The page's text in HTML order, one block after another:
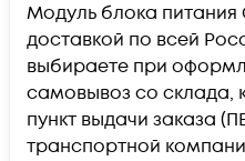
Модуль блока питания
доставкой по всей
выбираете при
самовывоз со склада,
пункт выдачи заказа
транспортной